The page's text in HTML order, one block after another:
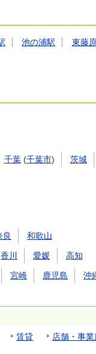
池の浦駅
東藤
千葉(千葉市) 茨城
良 和歌山
香川 愛媛 高知
宮崎 鹿児島 沖
賃貸
店舗・事業